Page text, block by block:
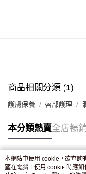
付款後門市自取，訂單確
商品相關分類 (1)
護膚保養 唇部護理
本分類熱賣全店暢
熱門標籤
本網站中使用 cookie，欲查詢
望在電腦上使用 cookie 時應